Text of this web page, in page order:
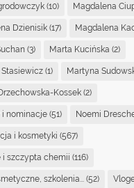
(10) Magdalena
Dzienisik(17) Magdalena
(3) Marta Kucińska (2)
(1) Martyna
Kossek(2)
i nominacje(51) Noemi
i kosmetyki (567)
i szczypta chemii (116)
szkolenia...(52)